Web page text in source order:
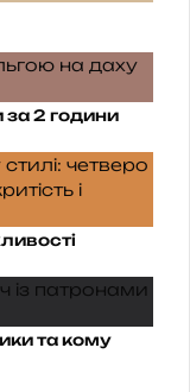
за 2 години
та кому